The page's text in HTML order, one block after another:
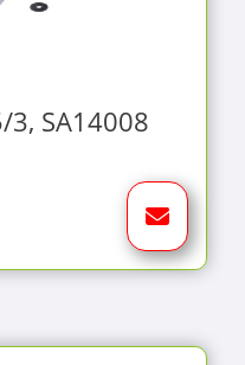
3, SA14008